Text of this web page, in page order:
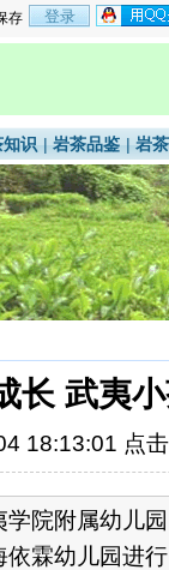
存
知识 |岩茶品鉴 |岩
长 武夷
18:13:01 点
学院附属幼儿
霖幼儿园进